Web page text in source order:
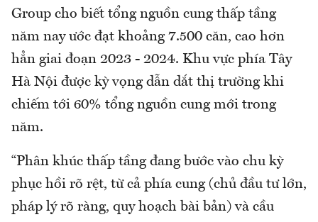
Group cho biết tổng nguồn cung thấp tầng
năm nay ước đạt khoảng 7.500 căn, cao hơn
hẳn giai đoạn 2023 - 2024. Khu vực phía Tây
Hà Nội được kỳ vọng dẫn dắt thị trường khi
chiếm tới 60% tổng nguồn cung mới trong
năm.
“Phân khúc thấp tầng đang bước vào chu kỳ
phục hồi rõ rệt, từ cả phía cung (chủ đầu tư lớn,
pháp lý rõ ràng, quy hoạch bài bản) và cầu